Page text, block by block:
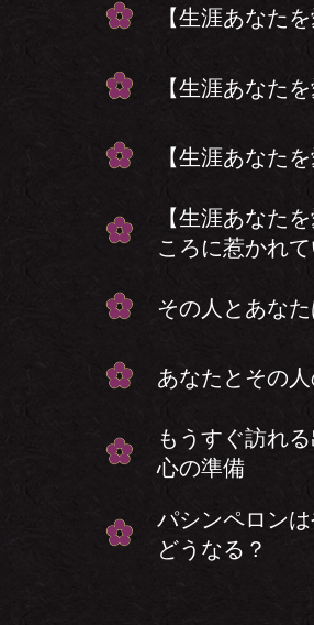
【生涯あなた
【生涯あなた
【生涯あなた
【生涯あなた
ころに惹かれて
その人とあな
あなたとその
もうすぐ訪れ
心の準備
パシンペロン
どうなる？